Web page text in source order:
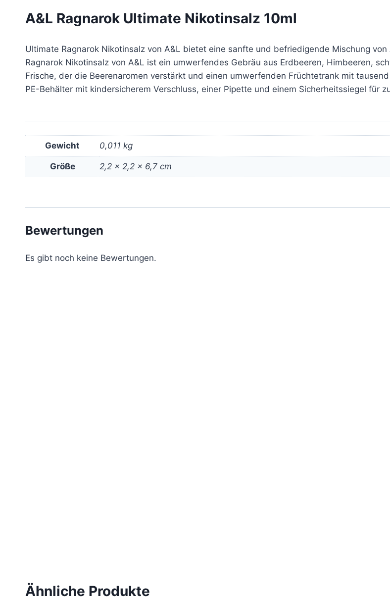
A&L Ragnarok Ultimate Nikotinsalz 10ml
Ultimate Ragnarok Nikotinsalz von A&L bietet eine sanfte und befriedigende Mischung
Ragnarok Nikotinsalz von A&L ist ein umwerfendes Gebräu aus Erdbeeren, Himbeeren,
Frische, der die Beerenaromen verstärkt und einen umwerfenden Früchtetrank mit
PE-Behälter mit kindersicherem Verschluss, einer Pipette und einem Sicherheitssiegel für
Gewicht 0,011 kg
Größe 2,2 × 2,2 × 6,7 cm
Bewertungen
Es gibt noch keine Bewertungen.
Ähnliche Produkte